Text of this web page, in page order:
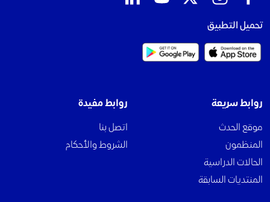
تحميل التطبيق
روابط سريعة
موقع الحدث
المنظمون
الحالات الدراسية
المنتديات السابقة
روابط مفيدة
اتصل بنا
الشروط والأحكام